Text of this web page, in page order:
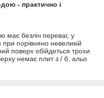
- практично і
має безліч переваг, у
порівняно невеликій
поверх обійдеться трохи
немає плит з / б, альо